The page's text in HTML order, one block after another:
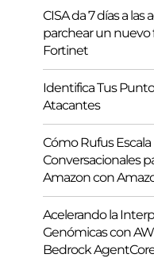
CISA da 7 días a las
parchear un nuevo
Fortinet
Identifica Tus
Atacantes
Cómo Rufus
Conversacionales
Amazon con
Acelerando la
Genómicas con
Bedrock